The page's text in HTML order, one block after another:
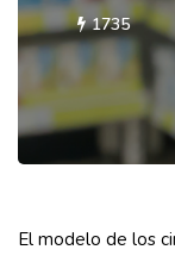
1735
El modelo de los